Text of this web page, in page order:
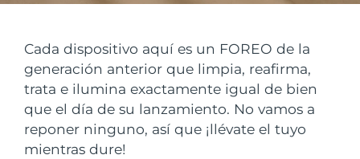
Cada dispositivo aquí es un FOREO de la
generación anterior que limpia, reafirma,
trata e ilumina exactamente igual de bien
que el día de su lanzamiento. No vamos a
reponer ninguno, así que ¡llévate el tuyo
mientras dure!
FAQ™ Dual LED Panel
POPULAR
País de envío
Estados Unidos Entrega prevista8/9/26
Reino Unido Entrega prevista8/8/26
España Entrega prevista8/8/26